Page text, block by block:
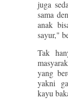
juga
sama
anak
sayur,"
Tak
yang
yakni
kayu